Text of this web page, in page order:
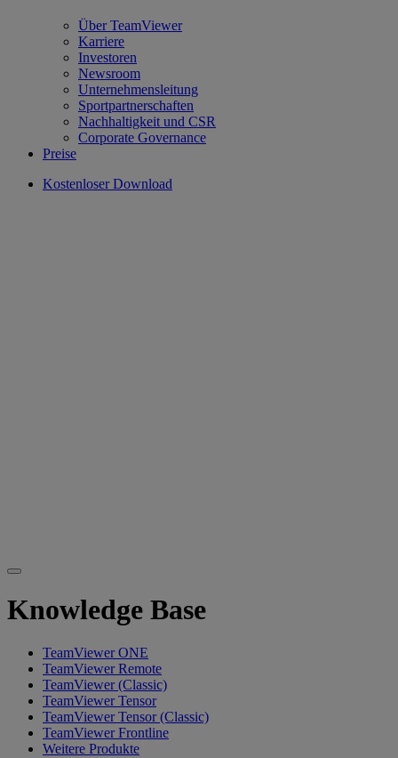
Über TeamViewer
Karriere
Investoren
Newsroom
Unternehmensleitung
Sportpartnerschaften
Nachhaltigkeit und CSR
Corporate Governance
Preise
Kostenloser Download
Knowledge Base
TeamViewer ONE
TeamViewer Remote
TeamViewer (Classic)
TeamViewer Tensor
TeamViewer Tensor (Classic)
TeamViewer Frontline
Weitere Produkte